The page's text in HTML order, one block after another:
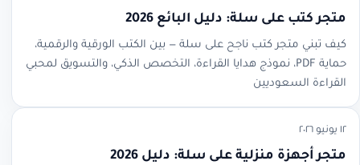
متجر كتب على سلة: دليل البائع 2026
كيف تبني متجر كتب ناجح على سلة — بين الكتب الورقية والرقمية،
حماية PDF، نموذج هدايا القراءة، التخصص الذكي، والتسويق لمحبي
القراءة السعوديين
١٢ يونيو ٢٠٢٦
متجر أجهزة منزلية على سلة: دليل 2026